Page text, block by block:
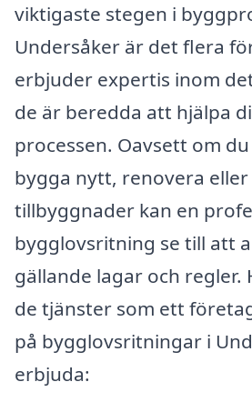
viktigaste stegen i
Undersåker är det flera
erbjuder expertis inom
de är beredda att hjälpa
processen. Oavsett om
bygga nytt, renovera
tillbyggnader kan en
bygglovsritning se till att
gällande lagar och regler.
de tjänster som ett
på bygglovsritningar i
erbjuda: